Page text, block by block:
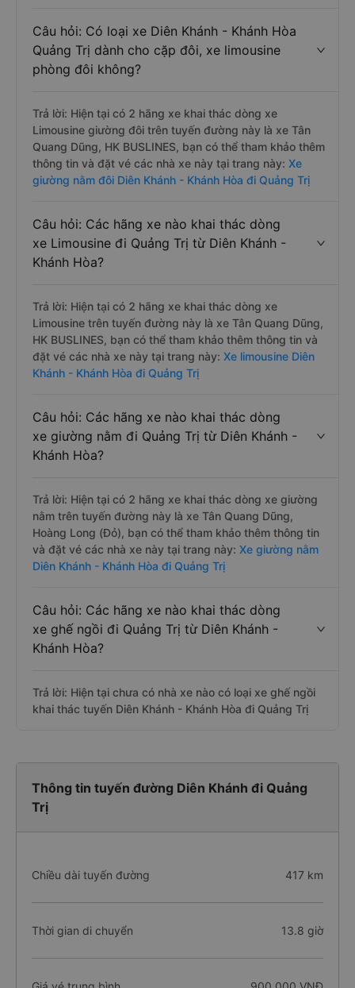
Câu hỏi: Có loại xe Diên Khánh - Khánh Hòa
Quảng Trị dành cho cặp đôi, xe limousine
phòng đôi không?
Trả lời: Hiện tại có 2 hãng xe khai thác dòng xe
Limousine giường đôi trên tuyến đường này là xe Tân
Quang Dũng, HK BUSLINES, bạn có thể tham khảo thêm
thông tin và đặt vé các nhà xe này tại trang này: Xe
giường nằm đôi Diên Khánh - Khánh Hòa đi Quảng Trị
Câu hỏi: Các hãng xe nào khai thác dòng
xe Limousine đi Quảng Trị từ Diên Khánh -
Khánh Hòa?
Trả lời: Hiện tại có 2 hãng xe khai thác dòng xe
Limousine trên tuyến đường này là xe Tân Quang Dũng,
HK BUSLINES, bạn có thể tham khảo thêm thông tin và
đặt vé các nhà xe này tại trang này: Xe limousine Diên
Khánh - Khánh Hòa đi Quảng Trị
Câu hỏi: Các hãng xe nào khai thác dòng
xe giường nằm đi Quảng Trị từ Diên Khánh -
Khánh Hòa?
Trả lời: Hiện tại có 2 hãng xe khai thác dòng xe giường
nằm trên tuyến đường này là xe Tân Quang Dũng,
Hoàng Long (Đỏ), bạn có thể tham khảo thêm thông tin
và đặt vé các nhà xe này tại trang này: Xe giường nằm
Diên Khánh - Khánh Hòa đi Quảng Trị
Câu hỏi: Các hãng xe nào khai thác dòng
xe ghế ngồi đi Quảng Trị từ Diên Khánh -
Khánh Hòa?
Trả lời: Hiện tại chưa có nhà xe nào có loại xe ghế ngồi
khai thác tuyến Diên Khánh - Khánh Hòa đi Quảng Trị
Thông tin tuyến đường Diên Khánh đi Quảng
Trị
Chiều dài tuyến đường 417 km
Thời gian di chuyển 13.8 giờ